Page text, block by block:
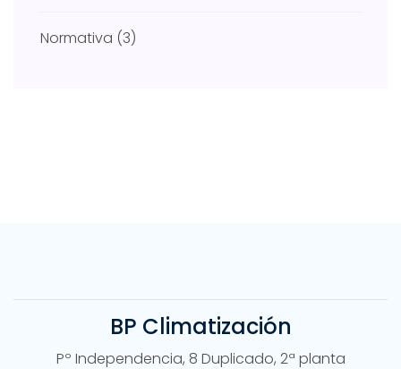
Normativa (3)
BP Climatización
Pº Independencia, 8 Duplicado, 2ª planta